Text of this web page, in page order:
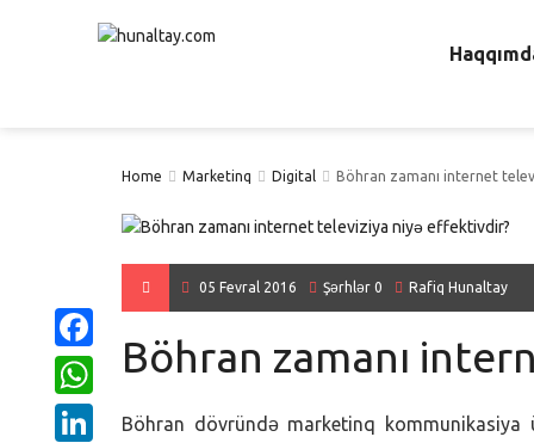
Home Marketinq Digital Böhran zamanı internet
05 Fevral 2016 Şərhlər 0 Rafiq Hunaltay
Böhran zamanı
Böhran dövründə marketinq kommunikasiya
Facebook
WhatsApp